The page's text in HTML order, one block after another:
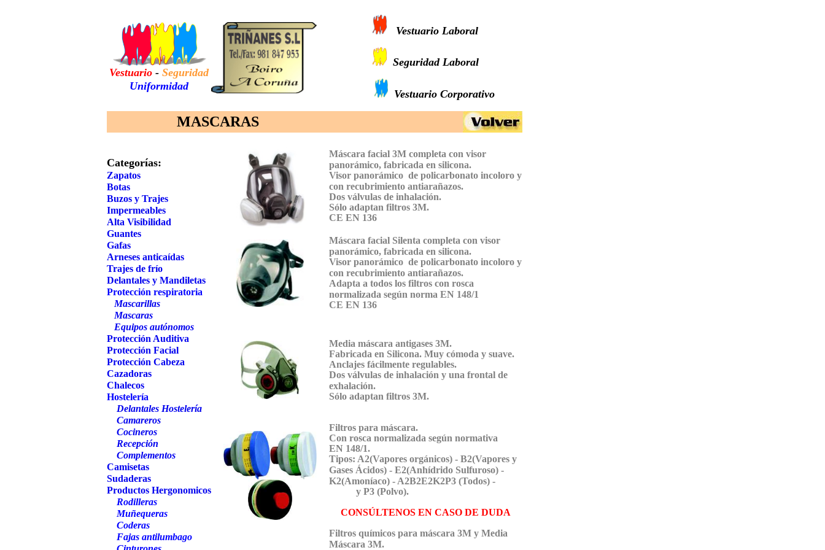
Vestuario- Seguridad
Uniformidad
Vestuario Laboral
Seguridad Laboral
Vestuario Corporativo
MASCARAS
Categorías:
Zapatos
Botas
Buzosy Trajes
Impermeables
Alta Visibilidad
Guantes
Gafas
Arneses anticaídas
Trajes de frío
Delantales y Mandiletas
Protección respiratoria
Mascarillas
Mascaras
Equipos autónomos
Protección Auditiva
Protección Facial
Protección Cabeza
Cazadoras
Chalecos
Hostelería
Delantales Hostelería
Camareros
Cocineros
Recepción
Complementos
Camisetas
Sudaderas
Productos Hergonomicos
Rodilleras
Muñequeras
Coderas
Fajas antilumbago
Máscara facial 3M completa con visor
panorámico, fabricada en silicona.
Visor panorámico de policarbonato incoloro y
con recubrimiento antiarañazos.
Dos válvulas de inhalación.
Sólo adaptan filtros 3M.
CE EN 136
Máscara facial Silenta completa con visor
panorámico, fabricada en silicona.
Visor panorámico de policarbonato incoloro y
con recubrimiento antiarañazos.
Adapta a todos los filtros con rosca
normalizada según norma EN 148/1
CE EN 136
Media máscara antigases 3M.
Fabricada en Silicona. Muy cómoda y suave.
Anclajes fácilmente regulables.
Dos válvulas de inhalación y una frontal de
exhalación.
Sólo adaptan filtros 3M.
Filtros para máscara.
Con rosca normalizada según normativa
EN 148/1.
Tipos: A2(Vapores orgánicos) - B2(Vapores y
Gases Ácidos) - E2(Anhídrido Sulfuroso) -
K2(Amoníaco) - A2B2E2K2P3 (Todos) -
y P3 (Polvo).
CONSÚLTENOS EN CASO DE DUDA
Filtros químicos para máscara 3M y Media
Máscara 3M.